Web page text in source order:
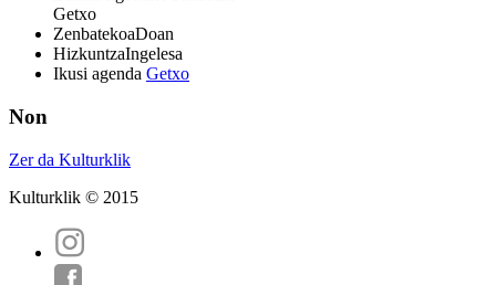
Getxo
ZenbatekoaDoan
HizkuntzaIngelesa
Ikusi agenda Getxo
Non
Zer da Kulturklik
Kulturklik © 2015